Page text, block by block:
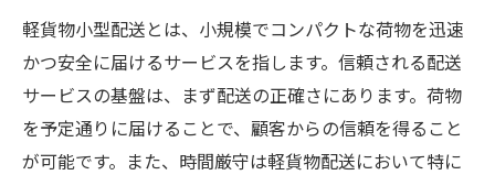
送のまとめと選び方
軽貨物配送業界の基礎知識：小型配送が物流を
変える理由
配送現場で求められる要素とは？信頼される配
送パートナーの条件
軽貨物小型配送とは、小規模でコンパクトな荷物を迅速
かつ安全に届けるサービスを指します。信頼される配送
サービスの基盤は、まず配送の正確さにあります。荷物
を予定通りに届けることで、顧客からの信頼を得ること
が可能です。また、時間厳守は軽貨物配送において特に